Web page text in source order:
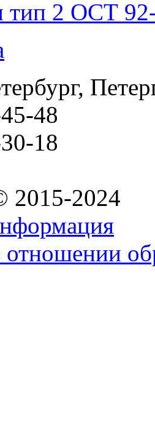
тип 2 ОСТ
48
18
2015-2024
отношении